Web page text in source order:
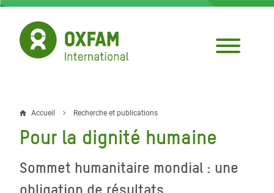
Aller
contenu
principal
Fil
d'Ariane
Accueil Recherche et publications
Pour la dignité humaine
Sommet humanitaire mondial : une